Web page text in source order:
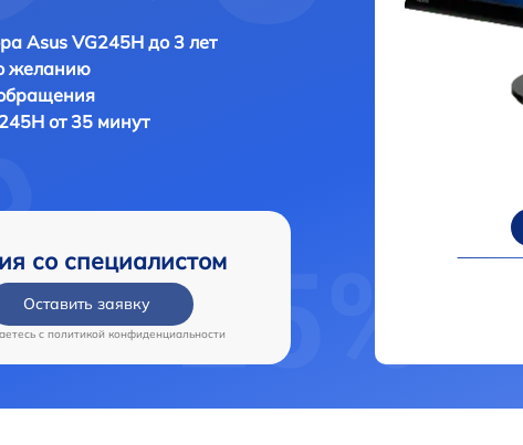
Asus VG245H до 3 лет
желанию
от 35 минут
со специалистом
Оставить заявку
c политикой конфиденциальности